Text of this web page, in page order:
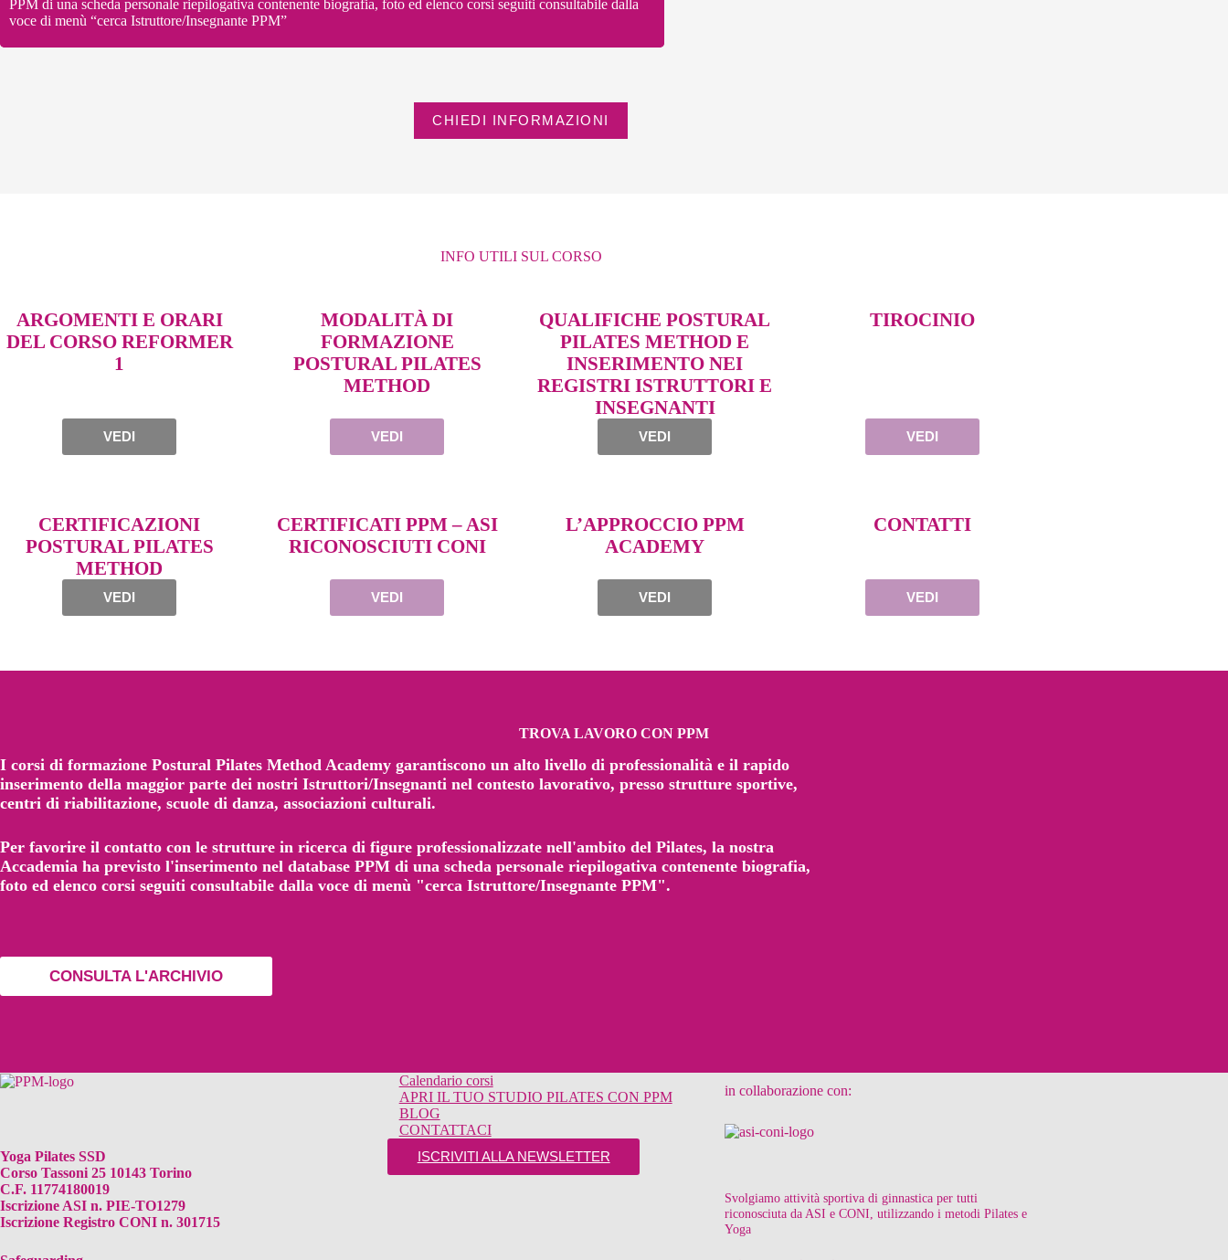
PPM di una scheda personale riepilogativa contenente biografia, foto ed elenco corsi seguiti consultabile dalla
voce di menù “cerca Istruttore/Insegnante PPM”
CHIEDI INFORMAZIONI
INFO UTILI SUL CORSO
ARGOMENTI E ORARI
DEL CORSO REFORMER
1
VEDI
MODALITÀ DI
FORMAZIONE
POSTURAL PILATES
METHOD
VEDI
QUALIFICHE POSTURAL
PILATES METHOD E
INSERIMENTO NEI
REGISTRI ISTRUTTORI E
INSEGNANTI
VEDI
TIROCINIO
VEDI
CERTIFICAZIONI
POSTURAL PILATES
METHOD
VEDI
CERTIFICATI PPM – ASI
RICONOSCIUTI CONI
VEDI
L’APPROCCIO PPM
ACADEMY
VEDI
CONTATTI
VEDI
TROVA LAVORO CON PPM
I corsi di formazione Postural Pilates Method Academy garantiscono un alto livello di professionalità e il rapido
inserimento della maggior parte dei nostri Istruttori/Insegnanti nel contesto lavorativo, presso strutture sportive,
centri di riabilitazione, scuole di danza, associazioni culturali.
Per favorire il contatto con le strutture in ricerca di figure professionalizzate nell'ambito del Pilates, la nostra
Accademia ha previsto l'inserimento nel database PPM di una scheda personale riepilogativa contenente biografia,
foto ed elenco corsi seguiti consultabile dalla voce di menù "cerca Istruttore/Insegnante PPM".
CONSULTA L'ARCHIVIO
Yoga Pilates SSD
Corso Tassoni 25 10143 Torino
C.F. 11774180019
Iscrizione ASI n. PIE-TO1279
Iscrizione Registro CONI n. 301715
Calendario corsi
APRI IL TUO STUDIO PILATES CON PPM
BLOG
CONTATTACI
ISCRIVITI ALLA NEWSLETTER
in collaborazione con:
Svolgiamo attività sportiva di ginnastica per tutti
riconosciuta da ASI e CONI, utilizzando i metodi Pilates e
Yoga